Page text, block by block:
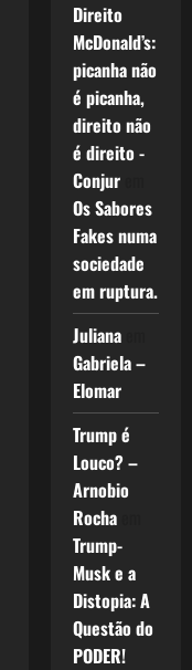
Direito
McDonald’s:
picanha não
é picanha,
direito não
é direito -
Conjurem
Os Sabores
Fakes numa
sociedade
em ruptura.
Julianaem
Gabriela –
Elomar
Trump é
Louco? –
Arnobio
Rochaem
Trump-
Musk e a
Distopia: A
Questão do
PODER!